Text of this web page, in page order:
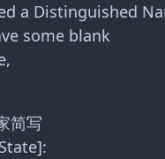
a Distinguished
some blank
简写